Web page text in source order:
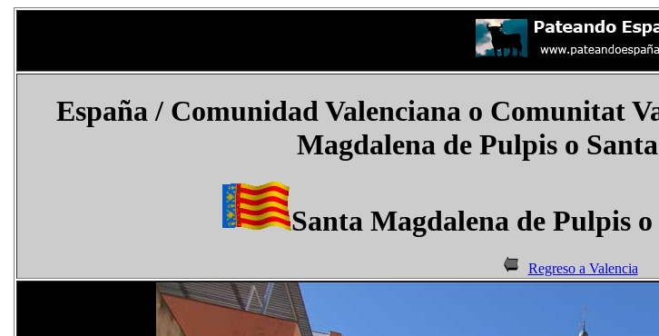
España/ Comunidad Valenciana o Comunitat
Magdalena de Pulpis o
Santa Magdalena de Pulpis
Regreso a Valencia